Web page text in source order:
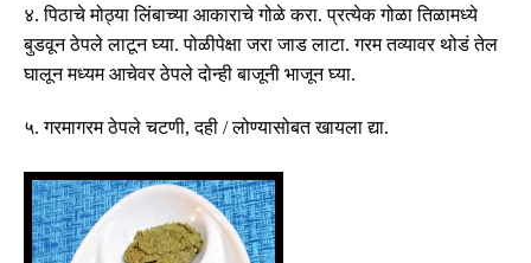
४.पिठाचे मोठ्या लिंबाच्या आकाराचे गोळे करा.प्रत्येक गोळा तिळामध्ये
बुडवून ठेपले लाटून घ्या.पोळीपेक्षा जरा जाड लाटा.गरम तव्यावर थोडं तेल
घालून मध्यम आचेवर ठेपले दोन्ही बाजूनी भाजून घ्या.
५.गरमागरम ठेपले चटणी,दही /लोण्यासोबत खायला द्या.